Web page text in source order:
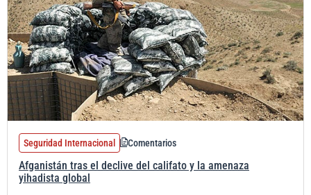
Seguridad Internacional Comentarios
Afganistán tras el declive del califato y la amenaza
yihadista global